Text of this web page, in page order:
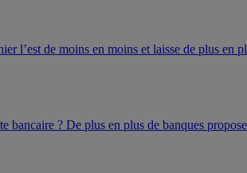
l’est de moins en moins et laisse de plus en
? De plus en plus de banques